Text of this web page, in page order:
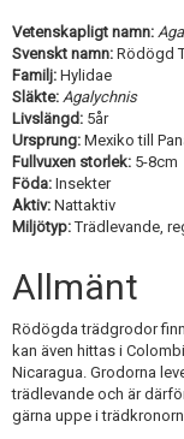
Vetenskapligt namn:
Svenskt namn: Rödögd
Familj: Hylidae
Släkte: Agalychnis
Livslängd: 5år
Ursprung: Mexiko till
Fullvuxen storlek: 5-8cm
Föda: Insekter
Aktiv: Nattaktiv
Miljötyp:Trädlevande,
Allmänt
Rödögda trädgrodor
kan även hittas i
Nicaragua. Grodorna
trädlevande och är
gärna uppe i